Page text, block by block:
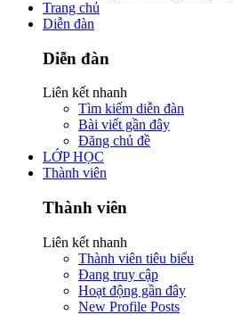
Trang chủ
Diễn đàn
Diễn đàn
Liên kết nhanh
Tìm kiếm diễn đàn
Bài viết gần đây
Đăng chủ đề
LỚP HỌC
Thành viên
Thành viên
Liên kết nhanh
Thành viên tiêu biểu
Đang truy cập
Hoạt động gần đây
New Profile Posts